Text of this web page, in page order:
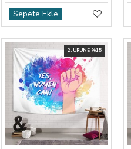
Sepete Ekle
2. ÜRÜNE %15